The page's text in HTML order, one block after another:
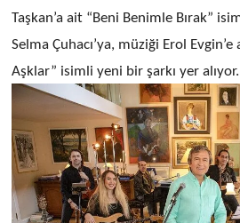
Taşkan’a ait “Beni Benimle Bırak”
Selma Çuhacı’ya, müziği Erol Evgin’e
Aşklar” isimli yeni bir şarkı yer alıyor.